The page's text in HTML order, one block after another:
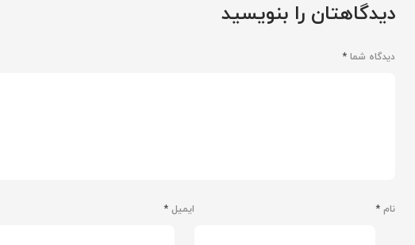
دیدگاهتان را بنویسید
دیدگاه شما *
نام * ایمیل *